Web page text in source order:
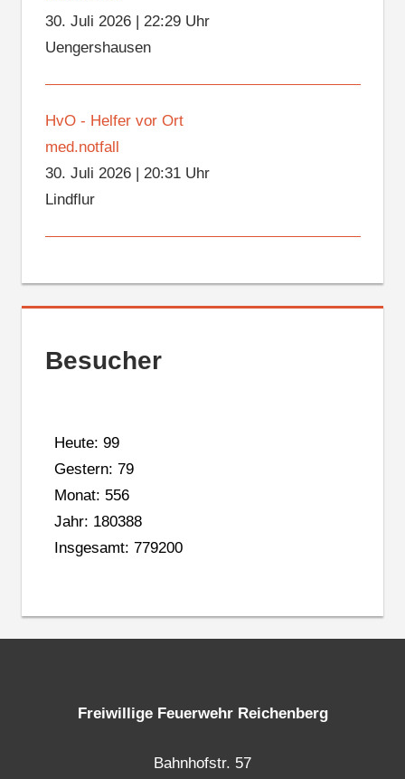
30. Juli 2026| 22:29 Uhr
Uengershausen
HvO - Helfer vor Ort
med.notfall
30. Juli 2026| 20:31 Uhr
Lindflur
Besucher
Heute: 99
Gestern: 79
Monat: 556
Jahr: 180388
Insgesamt: 779200
Freiwillige Feuerwehr Reichenberg
Bahnhofstr. 57